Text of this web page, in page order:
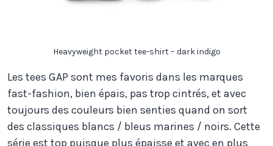
Heavyweight pocket tee-shirt – dark indigo
Les tees GAP sont mes favoris dans les marques
fast-fashion, bien épais, pas trop cintrés, et avec
toujours des couleurs bien senties quand on sort
des classiques blancs / bleus marines / noirs. Cette
série est top puisque plus épaisse et avec en plus